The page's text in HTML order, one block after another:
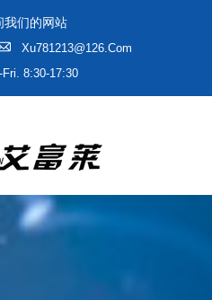
我们的网站
Xu781213@126.com
Fri. 8:30-17:30